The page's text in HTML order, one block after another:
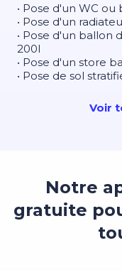
• Pose d'un WC ou
• Pose d'un
• Pose d'un ballon
200l
• Pose d'un store
• Pose de sol
Voir
Notre
gratuite